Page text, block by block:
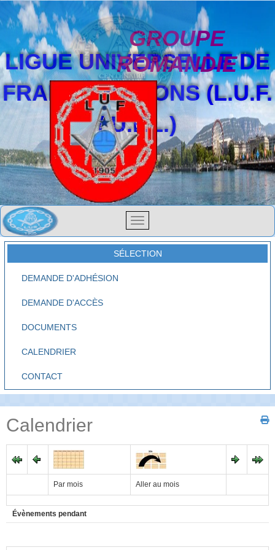
LIGUE UNIVERSELLE DE
FRANCS-MAÇONS (L.U.F.
/ U.F.L.)
GROUPE
ROMANDIE
SÉLECTION
DEMANDE D'ADHÉSION
DEMANDE D'ACCÈS
DOCUMENTS
CALENDRIER
CONTACT
Calendrier
Par mois Aller au mois
Évènements pendant